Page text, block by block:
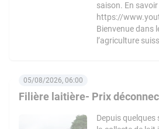
saison. En
https://
Bienvenue dans
l’agriculture
Filière laitière- Prix
05/08/2026, 06:00
Depuis quelques